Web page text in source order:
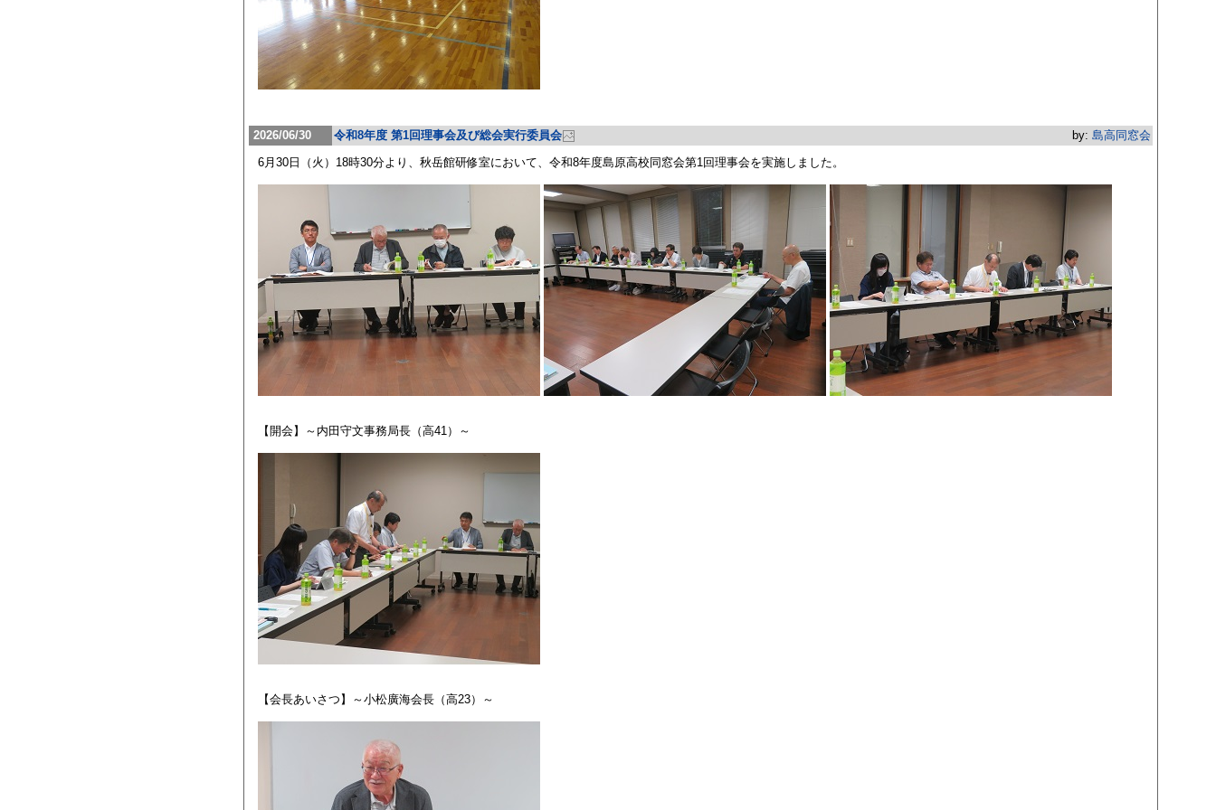
2026/06/30 令和8年度 第1回理事会及び総会実行委員会 by: 島高同窓会
6月30日（火）18時30分より、秋岳館研修室において、令和8年度島原高校同窓会第1回理事会を実施しました。
【開会】～内田守文事務局長（高41）～
【会長あいさつ】～小松廣海会長（高23）～